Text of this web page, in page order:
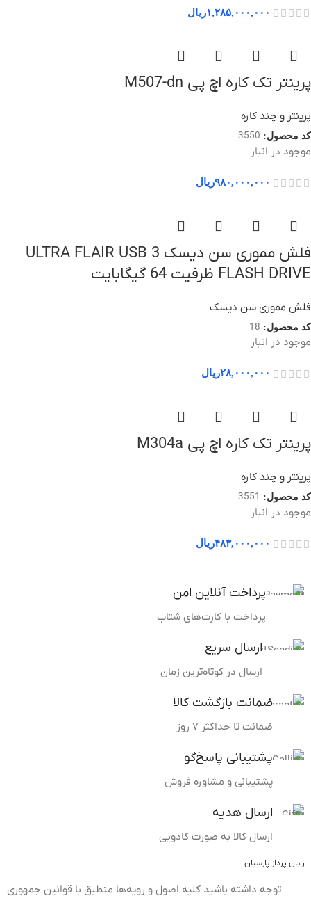
۱,۲۸۵,۰۰۰,۰۰۰ریال
پرینتر تک کاره اچ پی M507-dn
پرینتر و چند کاره
کد محصول: 3550
موجود در انبار
۹۸۰,۰۰۰,۰۰۰ریال
فلش مموری سن دیسک ULTRA FLAIR USB 3
FLASH DRIVE ظرفیت 64 گیگابایت
فلش مموری سن دیسک
کد محصول: 18
موجود در انبار
۲۸,۰۰۰,۰۰۰ریال
پرینتر تک کاره اچ پی M304a
پرینتر و چند کاره
کد محصول: 3551
موجود در انبار
۴۸۳,۰۰۰,۰۰۰ریال
پرداخت آنلاین امن
پرداخت با کارت‌های شتاب
ارسال سریع
ارسال در کوتاه‌ترین زمان
ضمانت بازگشت کالا
ضمانت تا حداکثر ۷ روز
پشتیبانی پاسخ‌گو
پشتیبانی و مشاوره فروش
ارسال هدیه
ارسال کالا به صورت کادویی
رایان پرداز پارسیان
توجه داشته باشید کلیه اصول و رویه‏‌ها منطبق با قوانین جمهوری